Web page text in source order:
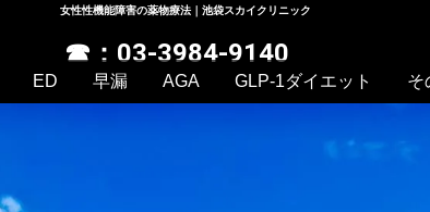
女性性機能障害の薬物療法｜池袋スカイクリニック
☎：03-3984-9140
ED 早漏 AGA GLP-1ダイエット そ